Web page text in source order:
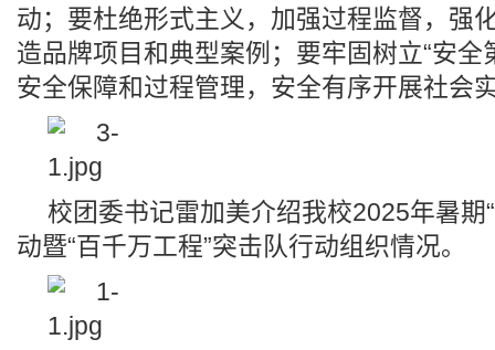
动；要杜绝形式主义，加强过程监督，强
造品牌项目和典型案例；要牢固树立“安全
安全保障和过程管理，安全有序开展社会
校团委书记雷加美介绍我校2025年暑期
动暨“百千万工程”突击队行动组织情况。